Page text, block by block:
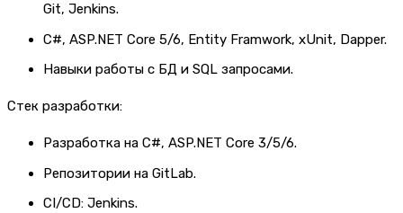
Git, Jenkins.
C#, ASP.NET Core 5/6, Entity Framwork, xUnit, Dapper.
Навыки работы с БД и SQL запросами.
Стек разработки:
Разработка на C#, ASP.NET Core 3/5/6.
Репозитории на GitLab.
CI/CD: Jenkins.